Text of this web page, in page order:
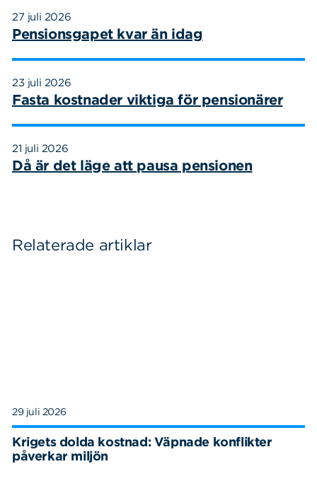
27 juli 2026
Pensionsgapet kvar än idag
23 juli 2026
Fasta kostnader viktiga för pensionärer
21 juli 2026
Då är det läge att pausa pensionen
Relaterade artiklar
29 juli 2026
Krigets dolda kostnad: Väpnade konflikter
påverkar miljön
Sök på sidan:Sök